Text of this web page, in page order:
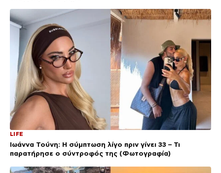
LIFE
Ιωάννα Τούνη: Η σύμπτωση λίγο πριν γίνει 33 – Τι
παρατήρησε ο σύντροφός της (Φωτογραφία)